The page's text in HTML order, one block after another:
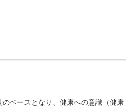
ベースとなり、健康への意識（健康